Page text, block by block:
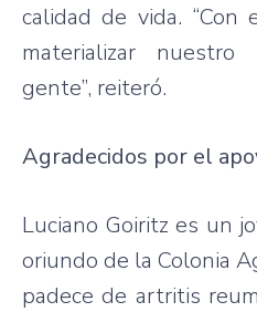
calidad de vida. “Con
materializar
gente”, reiteró.
Agradecidos por el
Luciano Goiritz es un
oriundo de la Colonia
padece de artritis